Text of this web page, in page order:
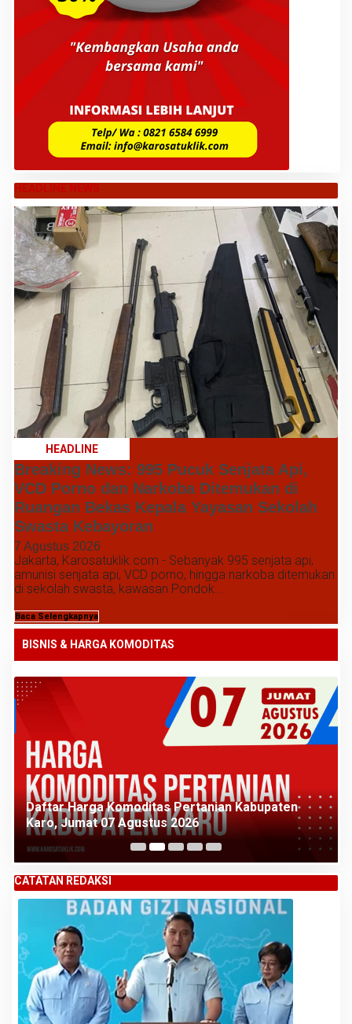
HEADLINE NEWS
HEADLINE
Breaking News: 995 Pucuk Senjata Api,
VCD Porno dan Narkoba Ditemukan di
Ruangan Bekas Kepala Yayasan Sekolah
Swasta Kebayoran
7 Agustus 2026
Jakarta, Karosatuklik.com - Sebanyak 995 senjata api,
amunisi senjata api, VCD porno, hingga narkoba ditemukan
di sekolah swasta, kawasan Pondok...
Baca Selengkapnya
BISNIS & HARGA KOMODITAS
Daftar Harga Komoditas Pertanian Kabupaten
Karo, Jumat 07 Agustus 2026
CATATAN REDAKSI